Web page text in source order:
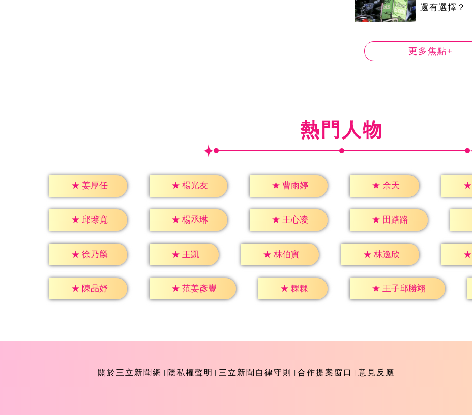
還有選擇？
更多焦點+
熱門人物
★ 姜厚任 ★ 楊光友 ★ 曹雨婷 ★ 余天 ★
★ 邱瓈寬 ★ 楊丞琳 ★ 王心凌 ★ 田路路
★ 徐乃麟 ★ 王凱 ★ 林伯實 ★ 林逸欣 ★
★ 陳品妤 ★ 范姜彥豐 ★ 粿粿 ★ 王子邱勝翊
關於三立新聞網 隱私權聲明 三立新聞自律守則 合作提案窗口 意見反應